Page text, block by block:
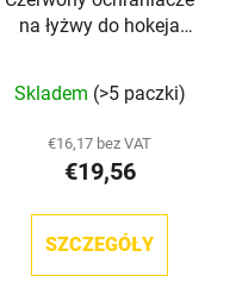
na łyżwy do hokeja
ocena
produktu
wynosi
na
Skladem (>5 paczki)
€16,17 bez VAT
€19,56
SZCZEGÓŁY